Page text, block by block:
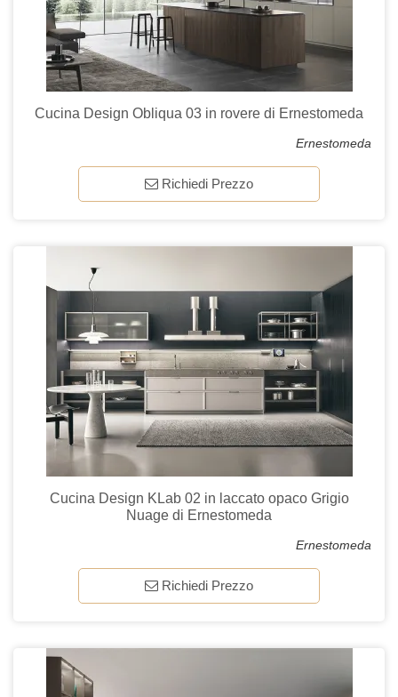
Cucina Design Obliqua 03 in rovere di Ernestomeda
Ernestomeda
Richiedi Prezzo
Cucina Design KLab 02 in laccato opaco Grigio
Nuage di Ernestomeda
Ernestomeda
Richiedi Prezzo